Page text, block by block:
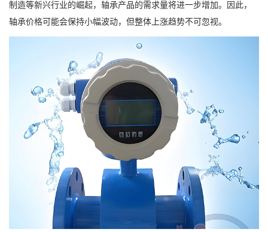
制造等新兴行业的崛起，轴承产品的需求量将进一步增加。因此，
轴承价格可能会保持小幅波动，但整体上涨趋势不可忽视。